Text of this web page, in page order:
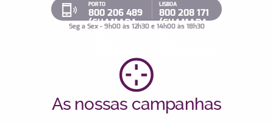
PORTO
800 206 489
(CHAMADA
SEM CUSTOS
LISBOA
800 208 171
(CHAMADA
SEM CUSTOS
Seg a Sex - 9h00 às 12h30 e 14h00 às 18h30
As nossas campanhas